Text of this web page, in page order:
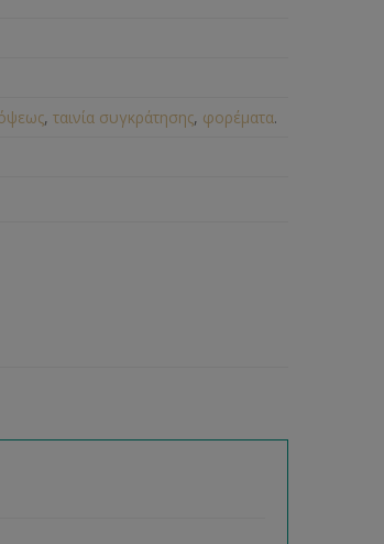
,ταινία συγκράτησης, φορέματα.